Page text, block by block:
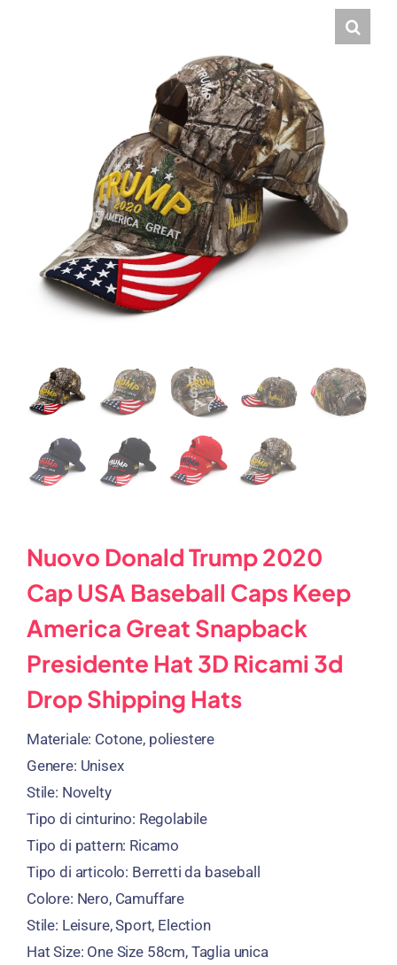
Nuovo Donald Trump 2020
Cap USA Baseball Caps Keep
America Great Snapback
Presidente Hat 3D Ricami 3d
Drop Shipping Hats
Materiale: Cotone, poliestere
Genere: Unisex
Stile: Novelty
Tipo di cinturino: Regolabile
Tipo di pattern: Ricamo
Tipo di articolo: Berretti da baseball
Colore: Nero, Camuffare
Stile: Leisure,Sport, Election
Hat Size: One Size 58cm, Taglia unica